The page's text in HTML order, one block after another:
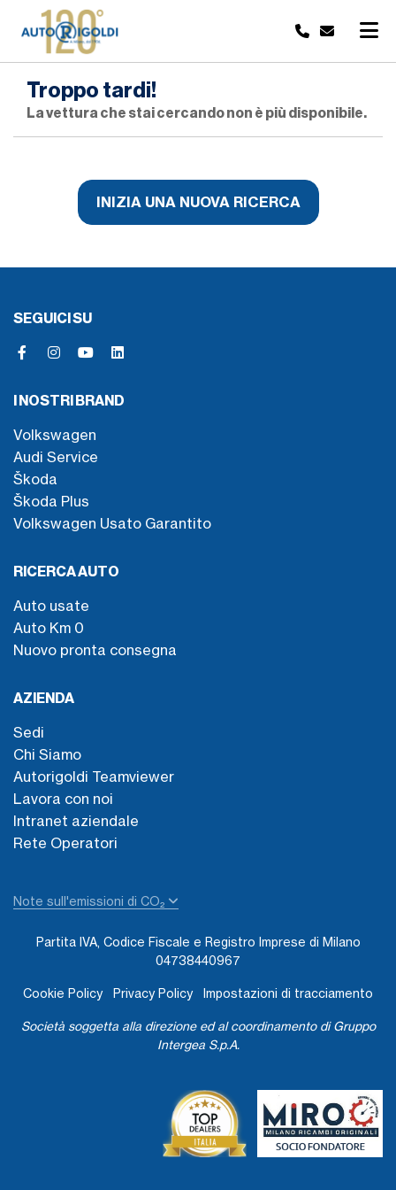
Troppo tardi!
La vettura che stai cercando non è più disponibile.
INIZIA UNA NUOVA RICERCA
SEGUICI SU
I NOSTRI BRAND
Volkswagen
Audi Service
Škoda
Škoda Plus
Volkswagen Usato Garantito
RICERCA AUTO
Auto usate
Auto Km 0
Nuovo pronta consegna
AZIENDA
Sedi
Chi Siamo
Autorigoldi Teamviewer
Lavora con noi
Intranet aziendale
Rete Operatori
Note sull'emissioni di CO₂
Partita IVA, Codice Fiscale e Registro Imprese di Milano
04738440967
Cookie Policy Privacy Policy Impostazioni di tracciamento
Società soggetta alla direzione ed al coordinamento di Gruppo
Intergea S.p.A.